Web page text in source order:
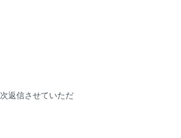
返信させていただ